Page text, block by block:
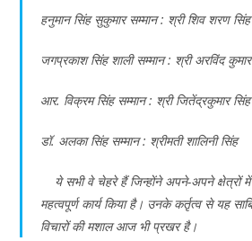
हनुमान सिंह सुकुमार सम्मान : श्री शिव शरण सिंह
जगप्रकाश सिंह शाली सम्मान : श्री अरविंद
आर. विक्रम सिंह सम्मान : श्री जितेंद्रकुमार
डॉ. अलका सिंह सम्मान : श्रीमती शालिनी सिंह
ये सभी वे चेहरे हैं जिन्होंने अपने-अपने क्षेत्रों
महत्वपूर्ण कार्य किया है। उनके कर्तृत्व से यह
विचारों की मशाल आज भी प्रखर है।